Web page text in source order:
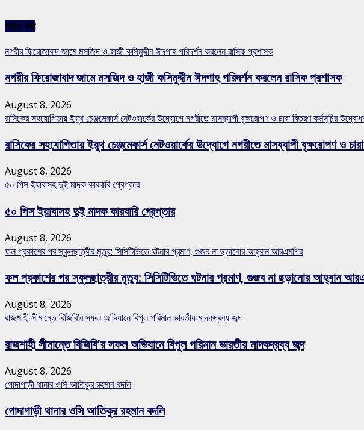
আরও খবর
নগরীর ফিরোজাবাদ জামে মসজিদ ও হাজী কসিমুদ্দীন ঈদগাহ পরিদর্শন করলেন রাসিক প্রশাসক
নগরীর ফিরোজাবাদ জামে মসজিদ ও হাজী কসিমুদ্দীন ঈদগাহ পরিদর্শন করলেন রাসিক প্রশাসক
August 8, 2026
রাসিকের সহযোগিতায় ইয়ুথ চেঞ্জমেকার্স নেটওয়ার্কের উদ্যোগে নগরীতে মাসব্যাপী বৃক্ষরোপণ ও চারা বিতরণ কর্মসূচির
রাসিকের সহযোগিতায় ইয়ুথ চেঞ্জমেকার্স নেটওয়ার্কের উদ্যোগে নগরীতে মাসব্যাপী বৃক্ষরোপণ ও
August 8, 2026
৫০ পিস ইয়াবাসহ দুই মাদক কারবারি গ্রেপ্তার
৫০ পিস ইয়াবাসহ দুই মাদক কারবারি গ্রেপ্তার
August 8, 2026
ফল প্রকাশের পর স্কুলছাত্রীর মৃত্যু: সিসিটিভিতে ঘটনার প্রমাণ, গুজব না ছড়ানোর আহ্বান আরএমপির
ফল প্রকাশের পর স্কুলছাত্রীর মৃত্যু: সিসিটিভিতে ঘটনার প্রমাণ, গুজব না ছড়ানোর আহ্বান
August 8, 2026
রাজশাহী সীমান্তে বিজিবি’র সফল অভিযানে বিপুল পরিমান ভারতীয় মাদকদ্রব্য জব্দ
রাজশাহী সীমান্তে বিজিবি’র সফল অভিযানে বিপুল পরিমান ভারতীয় মাদকদ্রব্য জব্দ
August 8, 2026
গোদাগাড়ী থানার ওসি আতিকুর রহমান বদলি
গোদাগাড়ী থানার ওসি আতিকুর রহমান বদলি